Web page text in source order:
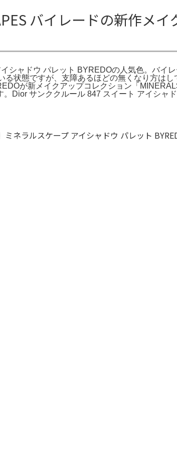
バイレードの新作メイ
シャドウ パレット BYREDOの人気色。バイ
状態ですが、支障あるほどの無くなり方はし
が新メイクアップコレクション「
Dior サンククルール 847 スイート アイシャ